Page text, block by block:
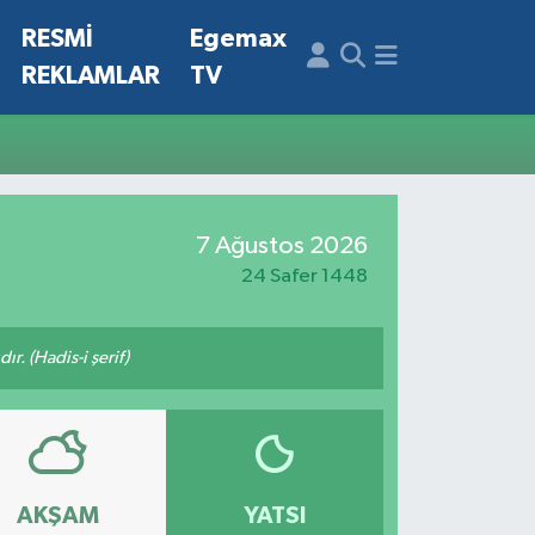
RESMİ
REKLAMLAR
Egemax
TV
7 Ağustos 2026
24 Safer 1448
(Hadis-i şerif)
AKŞAM YATSI